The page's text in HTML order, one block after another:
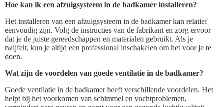
Hoe kan ik een afzuigsysteem in de badkamer installeren?
Het installeren van een afzuigsysteem in de badkamer kan relatief
eenvoudig zijn. Volg de instructies van de fabrikant en zorg ervoor
dat je de juiste gereedschappen en materialen gebruikt. Als je
twijfelt, kun je altijd een professional inschakelen om het voor je te
doen.
Wat zijn de voordelen van goede ventilatie in de badkamer?
Goede ventilatie in de badkamer heeft verschillende voordelen. Het
helpt bij het voorkomen van schimmel en vochtproblemen,